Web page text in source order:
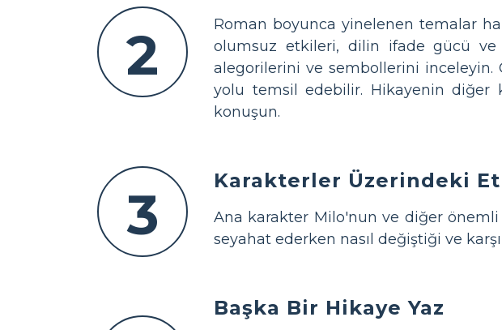
2
Roman boyunca yinelenen temalar
olumsuz etkileri, dilin ifade gücü ve
alegorilerini ve sembollerini inceleyin.
yolu temsil edebilir. Hikayenin diğer
konuşun.
3
Karakterler Üzerindeki
Ana karakter Milo'nun ve diğer
seyahat ederken nasıl değiştiği ve
Başka Bir Hikaye Yaz